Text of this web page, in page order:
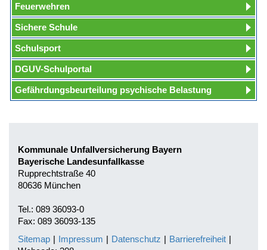
Feuerwehren
Sichere Schule
Schulsport
DGUV-Schulportal
Gefährdungsbeurteilung psychische Belastung
Kommunale Unfallversicherung Bayern
Bayerische Landesunfallkasse
Rupprechtstraße 40
80636 München
Tel.: 089 36093-0
Fax: 089 36093-135
Sitemap | Impressum | Datenschutz | Barrierefreiheit |